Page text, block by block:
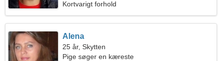
Kortvarigt forhold
Alena
25 år, Skytten
Pige søger en kæreste